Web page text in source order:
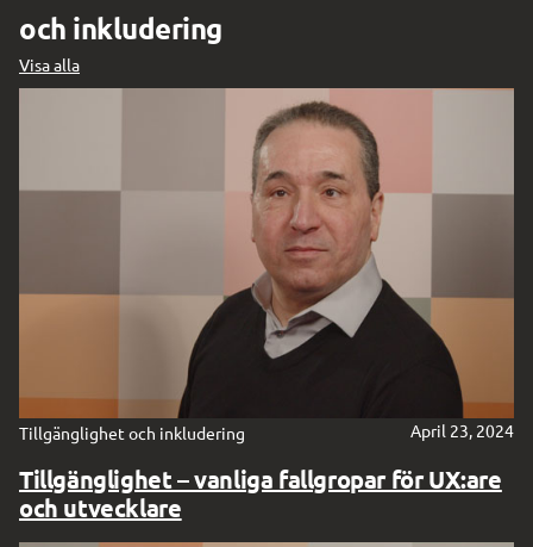
och inkludering
Visa alla
Tillgänglighet och inkludering April 23, 2024
Tillgänglighet – vanliga fallgropar för UX:are
och utvecklare